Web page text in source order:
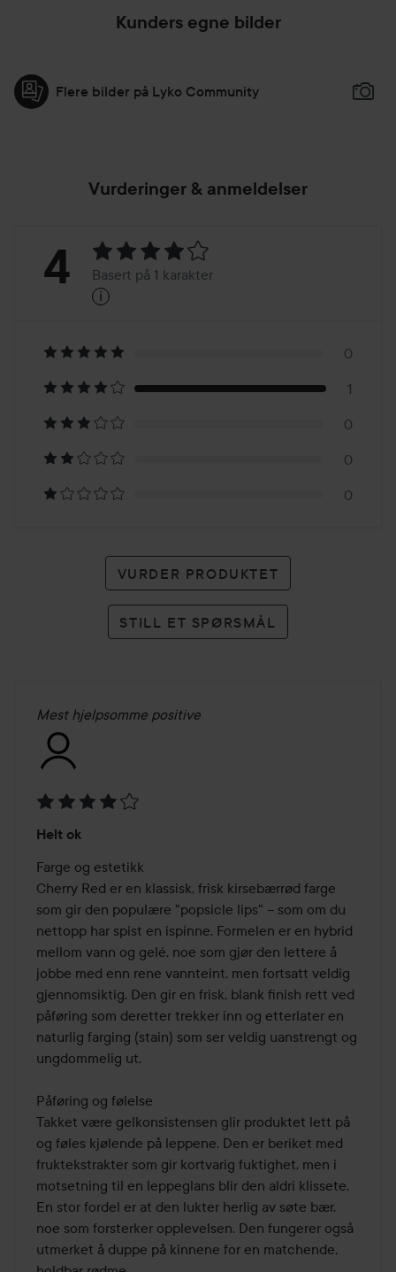
Kunders egne bilder
Flere bilder på Lyko Community
Vurderinger & anmeldelser
Vurdering:
Basert
på
1
karakter
4 Basert på 1 karakter
i
0
1
0
0
0
VURDER PRODUKTET
STILL ET SPØRSMÅL
Mest hjelpsomme positive
4
av
5
Helt ok
Farge og estetikk
Cherry Red er en klassisk, frisk kirsebærrød farge
som gir den populære "popsicle lips" – som om du
nettopp har spist en ispinne. Formelen er en hybrid
mellom vann og gelé, noe som gjør den lettere å
jobbe med enn rene vannteint, men fortsatt veldig
gjennomsiktig. Den gir en frisk, blank finish rett ved
påføring som deretter trekker inn og etterlater en
naturlig farging (stain) som ser veldig uanstrengt og
ungdommelig ut.
Påføring og følelse
Takket være gelkonsistensen glir produktet lett på
og føles kjølende på leppene. Den er beriket med
fruktekstrakter som gir kortvarig fuktighet, men i
motsetning til en leppeglans blir den aldri klissete.
En stor fordel er at den lukter herlig av søte bær,
noe som forsterker opplevelsen. Den fungerer også
utmerket å duppe på kinnene for en matchende,